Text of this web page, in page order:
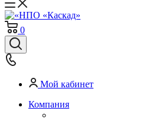
0
Мой кабинет
Компания